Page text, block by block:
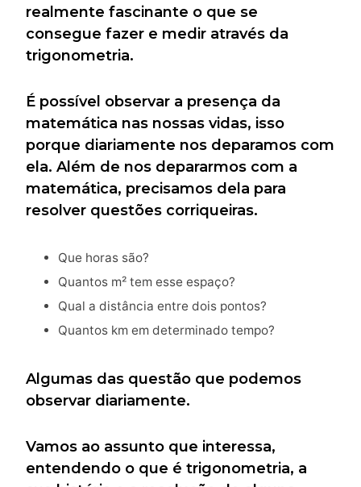
realmente fascinante o que se
consegue fazer e medir através da
trigonometria.
É possível observar a presença da
matemática nas nossas vidas, isso
porque diariamente nos deparamos com
ela. Além de nos depararmos com a
matemática, precisamos dela para
resolver questões corriqueiras.
Que horas são?
Quantos m² tem esse espaço?
Qual a distância entre dois pontos?
Quantos km em determinado tempo?
Algumas das questão que podemos
observar diariamente.
Vamos ao assunto que interessa,
entendendo o que é trigonometria, a